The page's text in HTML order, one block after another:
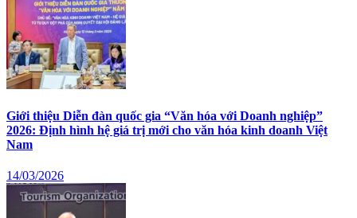
Giới thiệu Diễn đàn quốc gia “Văn hóa với Doanh nghiệp”
2026: Định hình hệ giá trị mới cho văn hóa kinh doanh Việt
Nam
14/03/2026